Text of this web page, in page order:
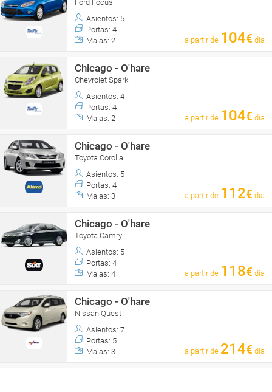
Ford Focus
Asientos: 5
Portas: 4
Malas: 2
a partir de 104€ dia
Chicago - O'hare
Chevrolet Spark
Asientos: 4
Portas: 4
Malas: 2
a partir de 104€ dia
Chicago - O'hare
Toyota Corolla
Asientos: 5
Portas: 4
Malas: 3
a partir de 112€ dia
Chicago - O'hare
Toyota Camry
Asientos: 5
Portas: 4
Malas: 4
a partir de 118€ dia
Chicago - O'hare
Nissan Quest
Asientos: 7
Portas: 5
Malas: 3
a partir de 214€ dia